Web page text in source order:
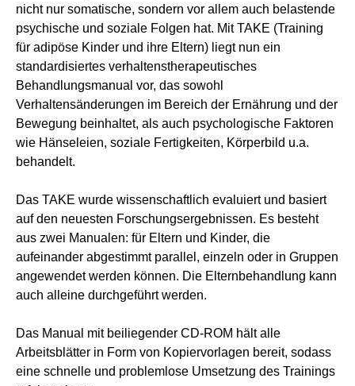
nicht nur somatische, sondern vor allem auch belastende
psychische und soziale Folgen hat. Mit TAKE (Training
für adipöse Kinder und ihre Eltern) liegt nun ein
standardisiertes verhaltenstherapeutisches
Behandlungsmanual vor, das sowohl
Verhaltensänderungen im Bereich der Ernährung und der
Bewegung beinhaltet, als auch psychologische Faktoren
wie Hänseleien, soziale Fertigkeiten, Körperbild u.a.
behandelt.
Das TAKE wurde wissenschaftlich evaluiert und basiert
auf den neuesten Forschungsergebnissen. Es besteht
aus zwei Manualen: für Eltern und Kinder, die
aufeinander abgestimmt parallel, einzeln oder in Gruppen
angewendet werden können. Die Elternbehandlung kann
auch alleine durchgeführt werden.
Das Manual mit beiliegender CD-ROM hält alle
Arbeitsblätter in Form von Kopiervorlagen bereit, sodass
eine schnelle und problemlose Umsetzung des Trainings